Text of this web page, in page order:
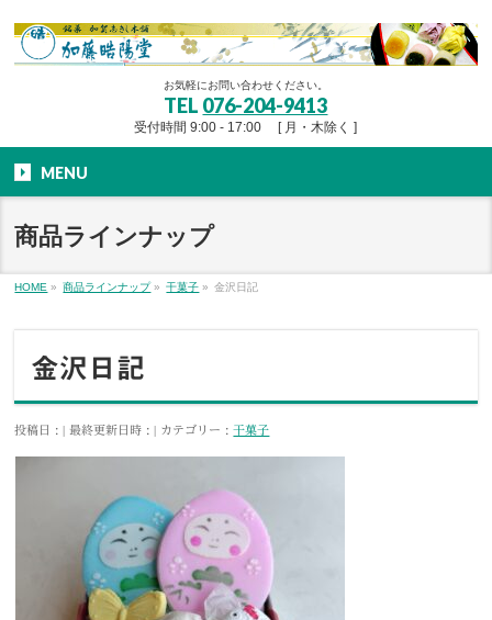
お気軽にお問い合わせください。
TEL 076-204-9413
受付時間 9:00 - 17:00 [ 月・木除く ]
MENU
商品ラインナップ
HOME » 商品ラインナップ» 干菓子 » 金沢日記
金沢日記
投稿日 : 最終更新日時 : カテゴリー :干菓子